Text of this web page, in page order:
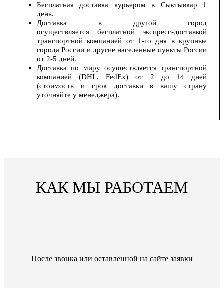
Бесплатная доставка курьером в Сыктывкар 1
день.
Доставка в другой город
осуществляется бесплатной экспресс-доставкой
транспортной компанией от 1-го дня в крупные
города России и другие населенные пункты России
от 2-5 дней.
Доставка по миру осуществляется транспортной
компанией (DHL, FedEx) от 2 до 14 дней
(стоимость и срок доставки в вашу страну
уточняйте у менеджера).
КАК МЫ РАБОТАЕМ
После звонка или оставленной на сайте заявки